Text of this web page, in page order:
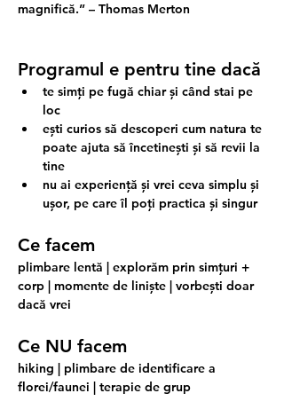
magnifică.” – Thomas Merton
Programul e pentru tine dacă
te simți pe fugă chiar și când stai pe
loc
ești curios să descoperi cum natura te
poate ajuta să încetinești și să revii la
tine
nu ai experiență și vrei ceva simplu și
ușor, pe care îl poți practica și singur
Ce facem
plimbare lentă | explorăm prin simțuri +
corp | momente de liniște | vorbești doar
dacă vrei
Ce NU facem
hiking | plimbare de identificare a
florei/faunei | terapie de grup